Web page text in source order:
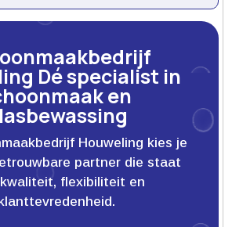
Dé specialist in
en
Houweling kies je
partner die staat
flexibiliteit en